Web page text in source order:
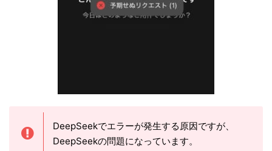
DeepSeekでエラーが発生する原因ですが、
DeepSeekの問題になっています。